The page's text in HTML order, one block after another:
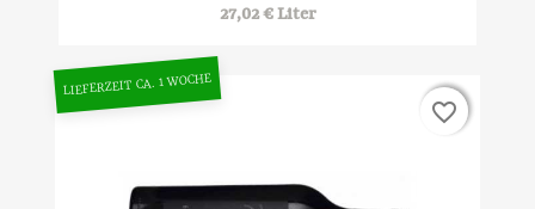
27,02 € Liter
LIEFERZEIT CA. 1 WOCHE
favorite_border
favorite_border